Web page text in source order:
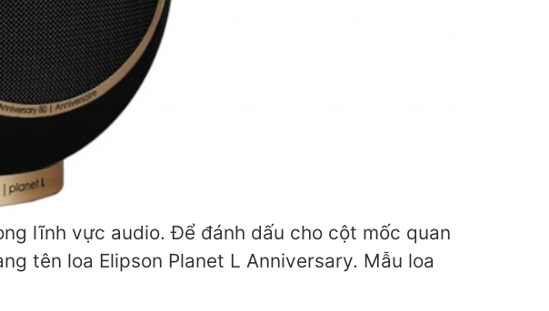
lĩnh vực audio. Để đánh dấu cho cột mốc quan
tên loa Elipson Planet L Anniversary. Mẫu loa